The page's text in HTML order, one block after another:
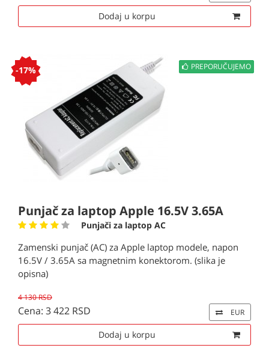
Dodaj u korpu
PREPORUČUJEMO
-17%
Punjač za laptop Apple 16.5V 3.65A
Punjači za laptop AC
Zamenski punjač (AC) za Apple laptop modele, napon
16.5V / 3.65A sa magnetnim konektorom. (slika je
opisna)
4 130 RSD
Cena: 3 422 RSD EUR
Dodaj u korpu